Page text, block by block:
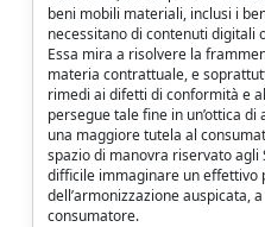
beni mobili materiali, inclusi i
necessitano di contenuti digitali
Essa mira a risolvere la
materia contrattuale, e
rimedi ai difetti di conformità e
persegue tale fine in un’ottica
una maggiore tutela al
spazio di manovra riservato
difficile immaginare un effettivo
dell’armonizzazione auspicata,
consumatore.